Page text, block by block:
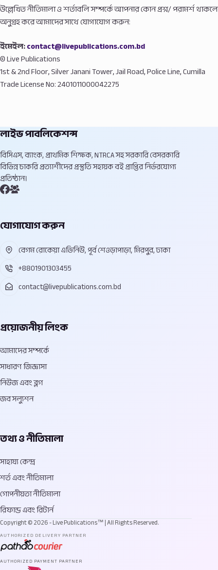
উল্লেখিত নীতিমালা ও শর্তাবলি সম্পর্কে আপনার কোন প্রশ্ন/ পরামর্শ থাকলে
অনুগ্রহ করে আমাদের সাথে যোগাযোগ করুন:
ইমেইল:contact@livepublications.com.bd
© Live Publications
1st & 2nd Floor, Silver Janani Tower, Jail Road, Police Line, Cumilla
Trade License No: 2401011000042275
লাইভ পাবলিকেশন্স
বিসিএস, ব্যাংক, প্রাথমিক শিক্ষক, NTRCA সহ সরকারি বেসরকারি
বিভিন্ন চাকরি প্রত্যাশীদের প্রস্তুতি সহায়ক বই প্রাপ্তির নির্ভরযোগ্য
প্রতিষ্ঠান।
যোগাযোগ করুন
বেগম রোকেয়া এভিনিউ, পূর্ব শেওড়াপাড়া, মিরপুর, ঢাকা
+8801901303455
contact@livepublications.com.bd
প্রয়োজনীয় লিংক
আমাদের সম্পর্কে
সাধারণ জিজ্ঞাসা
নিউজ এবং ব্লগ
জব সল্যুশন
তথ্য ও নীতিমালা
সাহায্য কেন্দ্র
শর্ত এবং নীতিমালা
গোপনীয়তা নীতিমালা
রিফান্ড এবং রিটার্ন
Copyright © 2026 - Live Publications™ | All Rights Reserved.
AUTHORIZED DELIVERY PARTNER
AUTHORIZED PAYMENT PARTNER